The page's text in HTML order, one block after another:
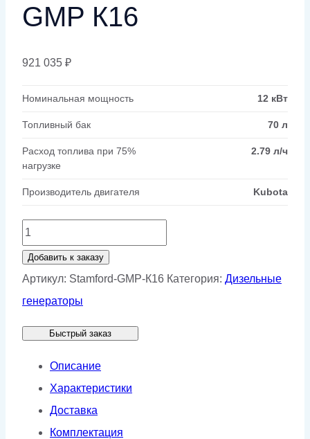
GMP К16
921 035 ₽
Номинальная мощность 12 кВт
Топливный бак 70 л
Расход топлива при 75%
нагрузке
2.79 л/ч
Производитель двигателя Kubota
Количество
товара
Генератор
Stamford
К16
Добавить к заказу
Артикул: Stamford-GMP-К16 Категория: Дизельные
генераторы
Быстрый заказ
Описание
Характеристики
Доставка
Комплектация